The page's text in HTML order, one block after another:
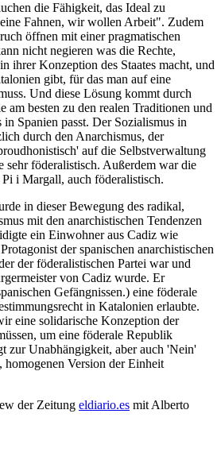
die Fähigkeit, das Ideal zu
Fahnen, wir wollen Arbeit". Zudem
öffnen mit einer pragmatischen
nicht negieren was die Rechte,
ihrer Konzeption des Staates macht, und
gibt, für das man auf eine
Und diese Lösung kommt durch
am besten zu den realen Traditionen und
Spanien passt. Der Sozialismus in
durch den Anarchismus, der
auf die Selbstverwaltung
sehr föderalistisch. Außerdem war die
i Margall, auch föderalistisch.
in dieser Bewegung des radikal,
mit den anarchistischen Tendenzen
ein Einwohner aus Cadiz wie
der spanischen anarchistischen
der föderalistischen Partei war und
von Cadiz wurde. Er
Gefängnissen.) eine föderale
in Katalonien erlaubte.
eine solidarische Konzeption der
um eine föderale Republik
zur Unabhängigkeit, aber auch 'Nein'
homogenen Version der Einheit
der Zeitung eldiario.es mit Alberto